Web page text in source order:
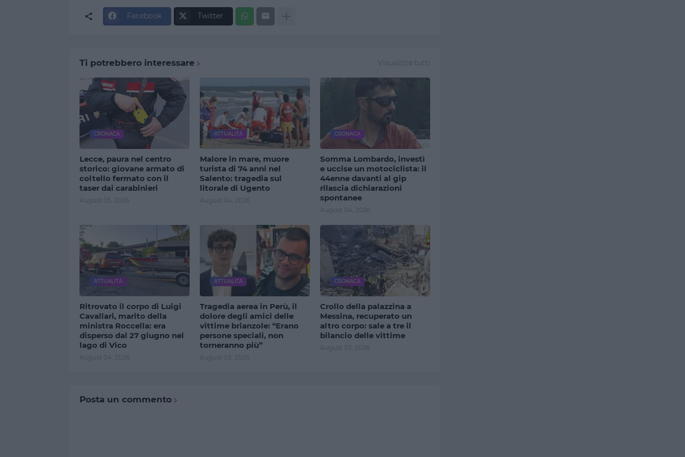
Facebook Twitter
Ti potrebbero interessare Visualizza tutti
CRONACA
Lecce, paura nel centro
storico: giovane armato di
coltello fermato con il
taser dai carabinieri
August 05, 2026
ATTUALITÀ
Malore in mare, muore
turista di 74 anni nel
Salento: tragedia sul
litorale di Ugento
August 04, 2026
CRONACA
Somma Lombardo, investì
e uccise un motociclista: il
44enne davanti al gip
rilascia dichiarazioni
spontanee
August 04, 2026
ATTUALITÀ
Ritrovato il corpo di Luigi
Cavallari, marito della
ministra Roccella: era
disperso dal 27 giugno nel
lago di Vico
August 04, 2026
ATTUALITÀ
Tragedia aerea in Perù, il
dolore degli amici delle
vittime brianzole: “Erano
persone speciali, non
torneranno più”
August 03, 2026
CRONACA
Crollo della palazzina a
Messina, recuperato un
altro corpo: sale a tre il
bilancio delle vittime
August 03, 2026
Posta un commento